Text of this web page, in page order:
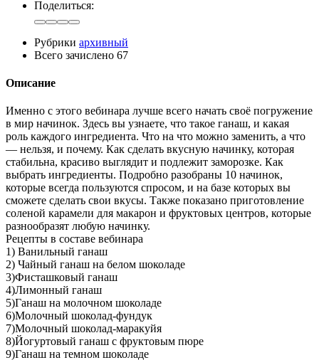
Поделиться:
Рубрики архивный
Всего зачислено 67
Описание
Именно с этого вебинара лучше всего начать своё погружение
в мир начинок. Здесь вы узнаете, что такое ганаш, и какая
роль каждого ингредиента. Что на что можно заменить, а что
— нельзя, и почему. Как сделать вкусную начинку, которая
стабильна, красиво выглядит и подлежит заморозке. Как
выбрать ингредиенты. Подробно разобраны 10 начинок,
которые всегда пользуются спросом, и на базе которых вы
сможете сделать свои вкусы. Также показано приготовление
соленой карамели для макарон и фруктовых центров, которые
разнообразят любую начинку.
Рецепты в составе вебинара
1) Ванильный ганаш
2) Чайный ганаш на белом шоколаде
3)Фисташковый ганаш
4)Лимонный ганаш
5)Ганаш на молочном шоколаде
6)Молочный шоколад-фундук
7)Молочный шоколад-маракуйя
8)Йогуртовый ганаш с фруктовым пюре
9)Ганаш на темном шоколаде